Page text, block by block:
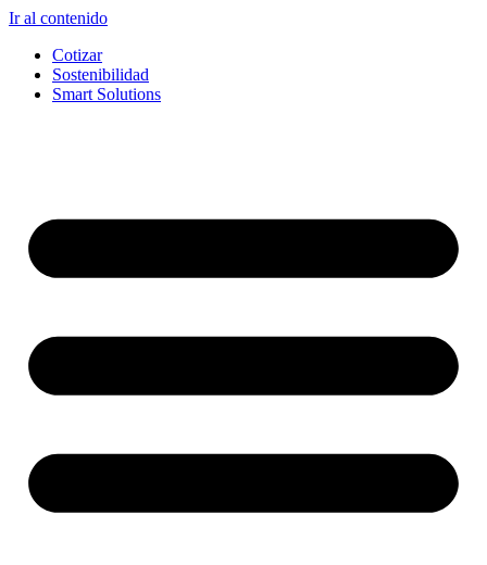
Ir al contenido
Cotizar
Sostenibilidad
Smart Solutions